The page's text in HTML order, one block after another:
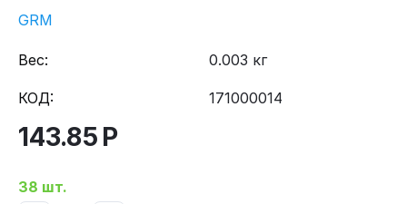
GRM
Вес: 0.003 кг
КОД: 171000014
143.85 Р
38 шт.